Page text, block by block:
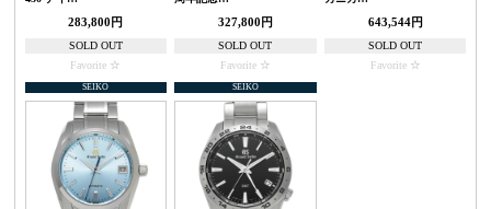
283,800円
SOLD OUT
Favorite
327,800円
SOLD OUT
Favorite
643,544円
SOLD OUT
Favorite
SEIKO SEIKO